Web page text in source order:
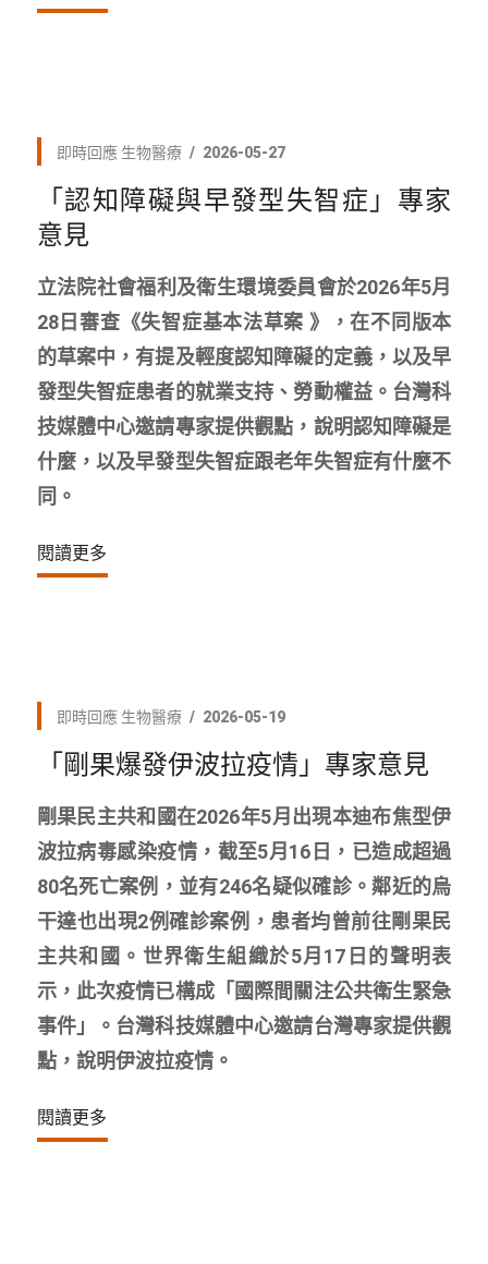
即時回應 生物醫療 2026-05-27
「認知障礙與早發型失智症」專家
意見
立法院社會福利及衛生環境委員會於2026年5月
28日審查《失智症基本法草案 》，在不同版本
的草案中，有提及輕度認知障礙的定義，以及早
發型失智症患者的就業支持、勞動權益。台灣科
技媒體中心邀請專家提供觀點，說明認知障礙是
什麼，以及早發型失智症跟老年失智症有什麼不
同。
閱讀更多
即時回應 生物醫療 2026-05-19
「剛果爆發伊波拉疫情」專家意見
剛果民主共和國在2026年5月出現本迪布焦型伊
波拉病毒感染疫情，截至5月16日，已造成超過
80名死亡案例，並有246名疑似確診。鄰近的烏
干達也出現2例確診案例，患者均曾前往剛果民
主共和國。世界衛生組織於5月17日的聲明表
示，此次疫情已構成「國際間關注公共衛生緊急
事件」。台灣科技媒體中心邀請台灣專家提供觀
點，說明伊波拉疫情。
閱讀更多